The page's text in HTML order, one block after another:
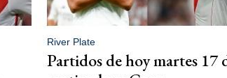
River Plate
Partidos de hoy martes 17